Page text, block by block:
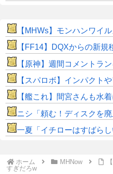
【MHWs】モンハンワイ
【FF14】DQXからの新規移住者さん「新生つまら
【原神】週間コメントラ
【スパロボ】インパクトやアルファ外伝くらいのバランス求む！！ →
【艦これ】間宮さんも水着になろう？って言うと「こんなおばさんでもい
ニシ「頼む！ディスクを廃止しない
一夏「イチローはすばらし
ホーム MHNow
すぎだろw